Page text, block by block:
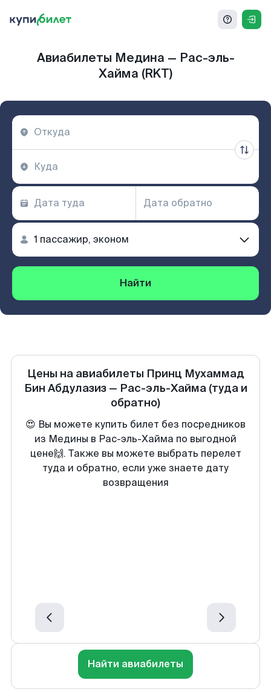
Авиабилеты Медина — Рас-эль-
Хайма (RKT)
Найти
Цены на авиабилеты Принц Мухаммад
Бин Абдулазиз— Рас-эль-Хайма (туда и
обратно)
😍 Вы можете купить билет без посредников
из Медины в Рас-эль-Хайма по выгодной
цене🙌. Также вы можете выбрать перелет
туда и обратно, если уже знаете дату
возвращения
Найти авиабилеты